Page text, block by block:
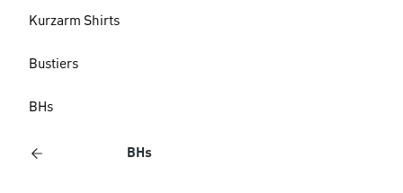
Kurzarm Shirts
Bustiers
BHs
BHs